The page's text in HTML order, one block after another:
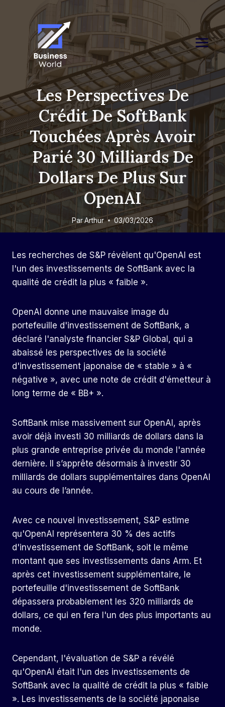
Les Perspectives De
Crédit De SoftBank
Touchées Après Avoir
Parié 30 Milliards De
Dollars De Plus Sur
OpenAI
ParArthur 03/03/2026
Les recherches de S&P révèlent qu'OpenAI est
l'un des investissements de SoftBank avec la
qualité de crédit la plus « faible ».
OpenAI donne une mauvaise image du
portefeuille d'investissement de SoftBank, a
déclaré l'analyste financier S&P Global, qui a
abaissé les perspectives de la société
d'investissement japonaise de « stable » à «
négative », avec une note de crédit d'émetteur à
long terme de « BB+ ».
SoftBank mise massivement sur OpenAI, après
avoir déjà investi 30 milliards de dollars dans la
plus grande entreprise privée du monde l'année
dernière. Il s’apprête désormais à investir 30
milliards de dollars supplémentaires dans OpenAI
au cours de l’année.
Avec ce nouvel investissement, S&P estime
qu'OpenAI représentera 30 % des actifs
d'investissement de SoftBank, soit le même
montant que ses investissements dans Arm. Et
après cet investissement supplémentaire, le
portefeuille d'investissement de SoftBank
dépassera probablement les 320 milliards de
dollars, ce qui en fera l'un des plus importants au
monde.
Cependant, l'évaluation de S&P a révélé
qu'OpenAI était l'un des investissements de
SoftBank avec la qualité de crédit la plus « faible
». Les investissements de la société japonaise